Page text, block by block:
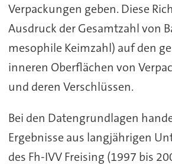
Verpackungen geben. Diese
Ausdruck der Gesamtzahl von
mesophile Keimzahl) auf den
inneren Oberflächen von
und deren Verschlüssen.
Bei den Datengrundlagen
Ergebnisse aus langjährigen
des Fh-IVV Freising (1997 bis